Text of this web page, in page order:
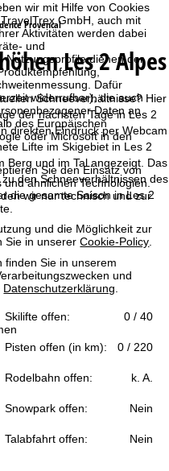
wir mit Hilfe von Cookies
GmbH, auch mit
Aktivitäten werden dabei
und
Nutzungsprofile dienen der
Dafür
widerrufbar), die auch
Daten an
des Europäischen
oder Microsoft in den
Sie den Einsatz von
ähnlichen Technologien.
wir nur technisch und zur
und die Möglichkeit zur
Sie in unsererCookie-Policy
finden Sie in unserem
und
Datenschutzerklärung
Provencal
Les 2 Alpes
Schneeverhältnisse? Hier
der nächsten Tage in Les 2
direkten Eindruck per Webcam
Lifte im Skigebiet in Les 2
Berg und im Tal angezeigt. Das
den Schneeverhältnissen des
die gesamte Saison in Les 2
Skilifte offen: 0 / 40
Pisten offen (in km): 0 / 220
Rodelbahn offen: k. A.
Snowpark offen: Nein
Talabfahrt offen: Nein